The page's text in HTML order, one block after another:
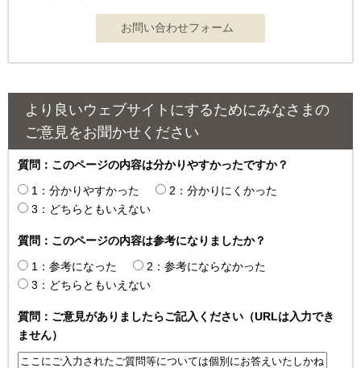
より良いウェブサイトにするためにみなさまの
ご意見をお聞かせください
質問：このページの内容は分かりやすかったですか？
1：分かりやすかった
2：分かりにくかった
3：どちらともいえない
質問：このページの内容は参考になりましたか？
1：参考になった
2：参考にならなかった
3：どちらともいえない
質問：ご意見がありましたらご記入ください（URLは入力でき
ません）